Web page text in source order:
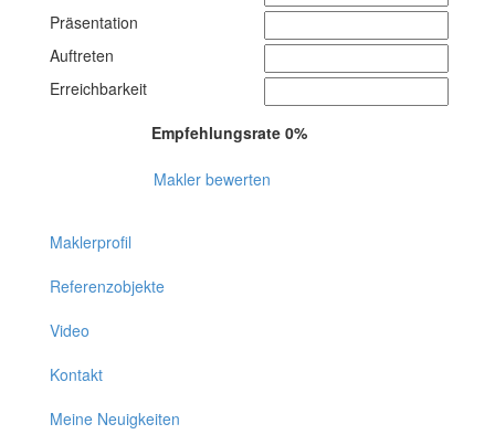
Präsentation
Auftreten
Erreichbarkeit
Empfehlungsrate 0%
Makler bewerten
Maklerprofil
Referenzobjekte
Video
Kontakt
Meine Neuigkeiten